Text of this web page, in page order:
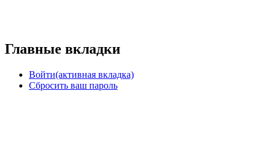
Главные вкладки
Войти(активная вкладка)
Сбросить ваш пароль